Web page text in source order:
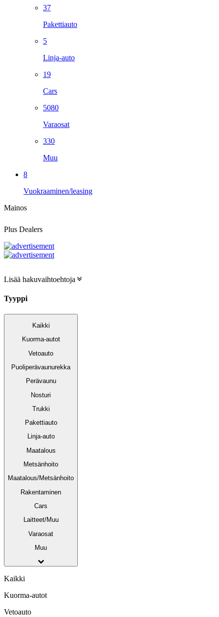
37
Pakettiauto
5
Linja-auto
19
Cars
5080
Varaosat
330
Muu
8
Vuokraaminen/leasing
Mainos
Plus Dealers
Lisää hakuvaihtoehtoja
Tyyppi
Kaikki
Kuorma-autot
Vetoauto
Puoliperävaunurekka
Perävaunu
Nosturi
Trukki
Pakettiauto
Linja-auto
Maatalous
Metsänhoito
Maatalous/Metsänhoito
Rakentaminen
Cars
Laitteet/Muu
Varaosat
Muu
Kaikki
Kuorma-autot
Vetoauto